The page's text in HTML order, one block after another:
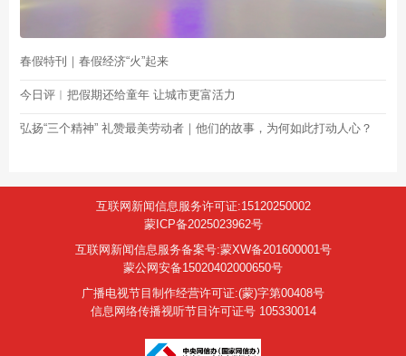
春假特刊｜春假经济“火”起来
今日评︱把假期还给童年 让城市更富活力
弘扬“三个精神” 礼赞最美劳动者｜他们的故事，为何如此打动人心？
互联网新闻信息服务许可证:15120250002
蒙ICP备2025023962号
互联网新闻信息服务备案号:蒙XW备201600001号
蒙公网安备15020402000650号
广播电视节目制作经营许可证:(蒙)字第00408号
信息网络传播视听节目许可证号 105330014